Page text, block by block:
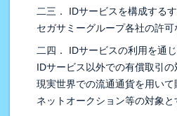
二三． IDサービスを構成する
セガサミーグループ各社の許
二四． IDサービスの利用を通
IDサービス以外での有償取引
現実世界での流通通貨を用い
ネットオークション等の対象と